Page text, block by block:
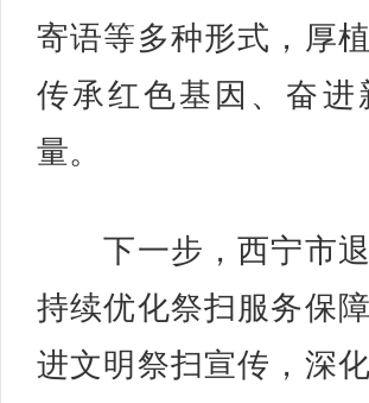
寄语等多种形式，厚
传承红色基因、奋进
量。
下一步，西宁市退
持续优化祭扫服务保
进文明祭扫宣传，深